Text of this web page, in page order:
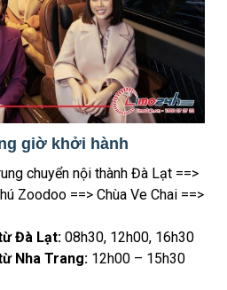
giờ khởi hành
chuyển nội thành Đà Lạt ==>
Zoodoo ==> Chùa Ve Chai ==>
Đà Lạt: 08h30, 12h00, 16h30
Nha Trang: 12h00 – 15h30